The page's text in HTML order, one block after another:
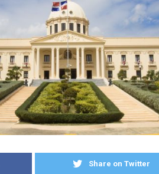
Share on Twitter